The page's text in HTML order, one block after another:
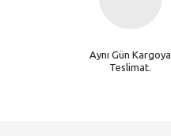
Aynı Gün Kargoya
Teslimat.